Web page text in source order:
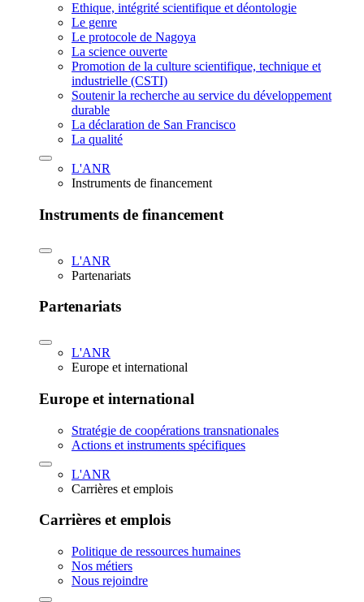
Ethique, intégrité scientifique et déontologie
Le genre
Le protocole de Nagoya
La science ouverte
Promotion de la culture scientifique, technique et
industrielle (CSTI)
Soutenir la recherche au service du développement
durable
La déclaration de San Francisco
La qualité
L'ANR
Instruments de financement
Instruments de financement
L'ANR
Partenariats
Partenariats
L'ANR
Europe et international
Europe et international
Stratégie de coopérations transnationales
Actions et instruments spécifiques
L'ANR
Carrières et emplois
Carrières et emplois
Politique de ressources humaines
Nos métiers
Nous rejoindre